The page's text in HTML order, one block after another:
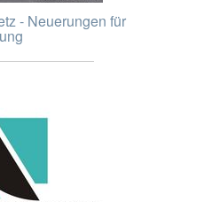
- Neuerungen für